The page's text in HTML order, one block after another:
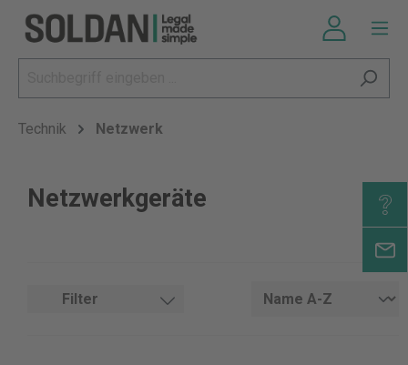
Technik Netzwerk
Netzwerkgeräte
Filter